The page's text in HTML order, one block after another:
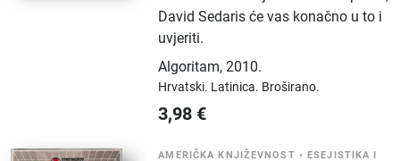
David Sedaris će vas konačno u to i
uvjeriti.
Algoritam,2010.
Hrvatski. Latinica. Broširano.
3,98 €
AMERIČKA KNJIŽEVNOST •ESEJISTIKA I